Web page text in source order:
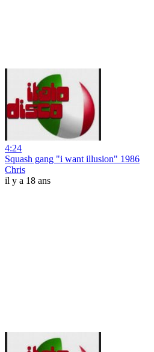
4:24
Squash gang "i want illusion" 1986
Chris
il y a 18 ans